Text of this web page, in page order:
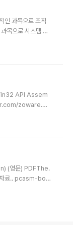
SHL: S는 shift,
명령: CMP, JM
인 과목으로 조직
목으로 시스템 프
로그래밍 자료입
위가 전자계산기
API Assem
zoware.do
한 작은 이야기
초 #2작성자 :
(영문) PDFThe.
료.. pcasm-boo